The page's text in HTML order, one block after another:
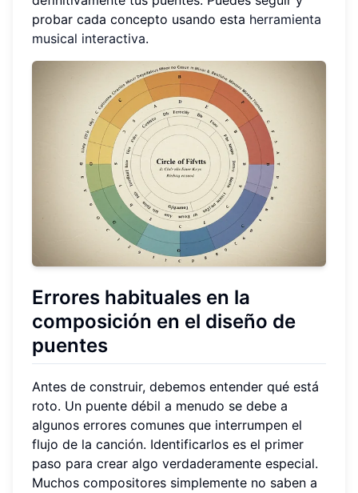
probar cada concepto usando esta herramienta
musical interactiva.
Errores habituales en la
composición en el diseño de
puentes
Antes de construir, debemos entender qué está
roto. Un puente débil a menudo se debe a
algunos errores comunes que interrumpen el
flujo de la canción. Identificarlos es el primer
paso para crear algo verdaderamente especial.
Muchos compositores simplemente no saben a